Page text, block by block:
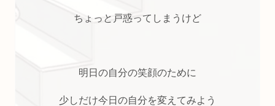
ちょっと戸惑ってしまうけど
明日の自分の笑顔のために
少しだけ今日の自分を変えてみよう